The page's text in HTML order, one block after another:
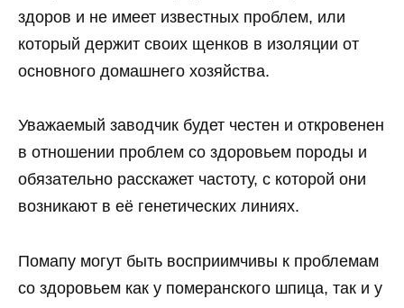
здоров и не имеет известных проблем, или
который держит своих щенков в изоляции от
основного домашнего хозяйства.
Уважаемый заводчик будет честен и откровенен
в отношении проблем со здоровьем породы и
обязательно расскажет частоту, с которой они
возникают в её генетических линиях.
Помапу могут быть восприимчивы к проблемам
со здоровьем как у померанского шпица, так и у